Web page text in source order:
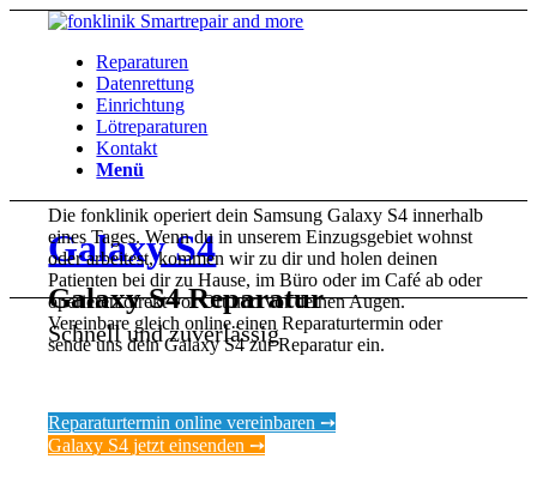
Reparaturen
Datenrettung
Einrichtung
Lötreparaturen
Kontakt
Menü
Galaxy S4
Galaxy S4 Reparatur
Schnell und zuverlässig
Die fonklinik operiert dein Samsung Galaxy S4 innerhalb
eines Tages. Wenn du in unserem Einzugsgebiet wohnst
oder arbeitest, kommen wir zu dir und holen deinen
Patienten bei dir zu Hause, im Büro oder im Café ab oder
operieren direkt vor Ort und vor deinen Augen.
Vereinbare gleich online einen Reparaturtermin oder
sende uns dein Galaxy S4 zur Reparatur ein.
Reparaturtermin online vereinbaren ➙
Galaxy S4 jetzt einsenden ➙